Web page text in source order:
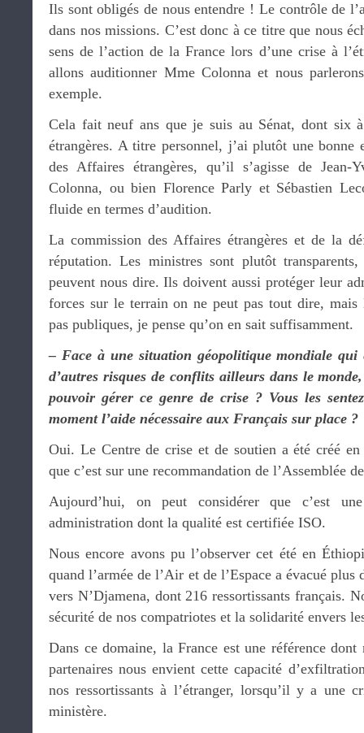
Ils sont obligés de nous entendre ! Le contrôle de
dans nos missions. C’est donc à ce titre que nous
sens de l’action de la France lors d’une crise à
allons auditionner Mme Colonna et nous
exemple.
Cela fait neuf ans que je suis au Sénat, dont six
étrangères. A titre personnel, j’ai plutôt une bonne
des Affaires étrangères, qu’il s’agisse de
Colonna, ou bien Florence Parly et Sébastien
fluide en termes d’audition.
La commission des Affaires étrangères et de la
réputation. Les ministres sont plutôt
peuvent nous dire. Ils doivent aussi protéger leur
forces sur le terrain on ne peut pas tout dire, mais
pas publiques, je pense qu’on en sait suffisamment.
– Face à une situation géopolitique mondiale qui
d’autres risques de conflits ailleurs dans le
pouvoir gérer ce genre de crise ? Vous les
moment l’aide nécessaire aux Français sur place ?
Oui. Le Centre de crise et de soutien a été créé
que c’est sur une recommandation de l’Assemblée
Aujourd’hui, on peut considérer que c’est
administration dont la qualité est certifiée ISO.
Nous encore avons pu l’observer cet été en
quand l’armée de l’Air et de l’Espace a évacué plus
vers N’Djamena, dont 216 ressortissants français.
sécurité de nos compatriotes et la solidarité envers
Dans ce domaine, la France est une référence
partenaires nous envient cette capacité
nos ressortissants à l’étranger, lorsqu’il y a une
ministère.